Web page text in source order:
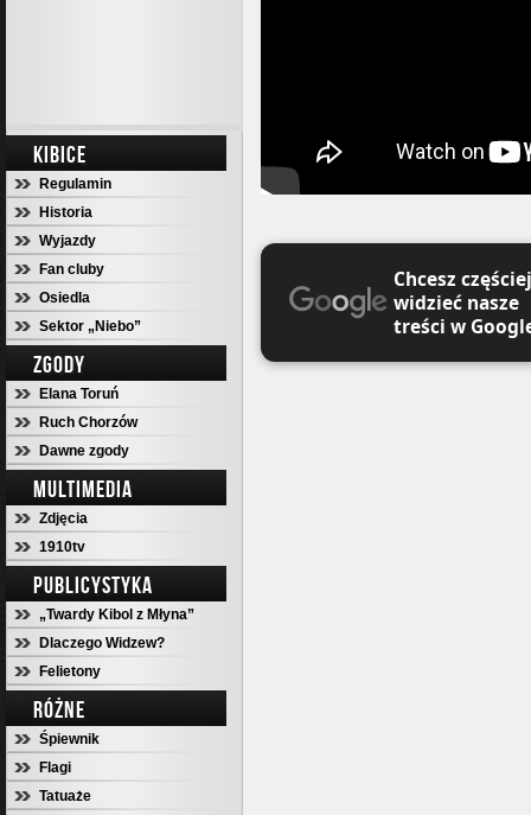
KIBICE
Regulamin
Historia
Wyjazdy
Fan cluby
Osiedla
Sektor „Niebo”
ZGODY
Elana Toruń
Ruch Chorzów
Dawne zgody
MULTIMEDIA
Zdjęcia
1910tv
PUBLICYSTYKA
„Twardy Kibol z Młyna”
Dlaczego Widzew?
Felietony
RÓŻNE
Śpiewnik
Flagi
Tatuaże
Chcesz częściej
widzieć nasze
treści w